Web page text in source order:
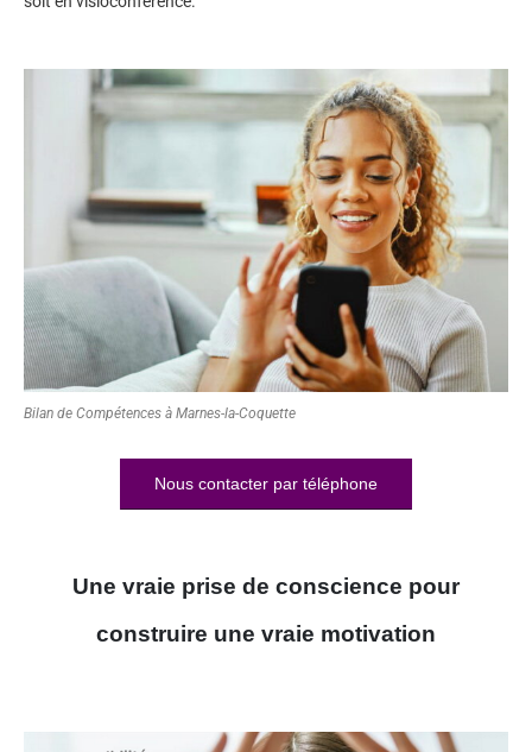
Bilan de Compétences à Marnes-la-Coquette
Nous contacter par téléphone
Une vraie prise de conscience pour
construire une vraie motivation